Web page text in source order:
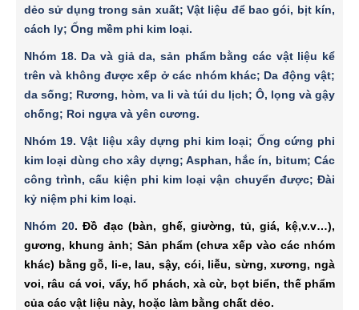
dẻo sử dụng trong sản xuất; Vật liệu để bao gói, bịt kín,
cách ly; Ống mềm phi kim loại.
Nhóm 18. Da và giả da, sản phẩm bằng các vật liệu kể
trên và không được xếp ở các nhóm khác; Da động vật;
da sống; Rương, hòm, va li và túi du lịch; Ô, lọng và gậy
chống; Roi ngựa và yên cương.
Nhóm 19. Vật liệu xây dựng phi kim loại; Ống cứng phi
kim loại dùng cho xây dựng; Asphan, hắc ín, bitum; Các
công trình, cấu kiện phi kim loại vận chuyển được; Ðài
kỷ niệm phi kim loại.
Nhóm 20. Ðồ đạc (bàn, ghế, giường, tủ, giá, kệ,v.v…),
gương, khung ảnh; Sản phẩm (chưa xếp vào các nhóm
khác) bằng gỗ, li-e, lau, sậy, cói, liễu, sừng, xương, ngà
voi, râu cá voi, vẩy, hổ phách, xà cừ, bọt biển, thế phẩm
của các vật liệu này, hoặc làm bằng chất dẻo.